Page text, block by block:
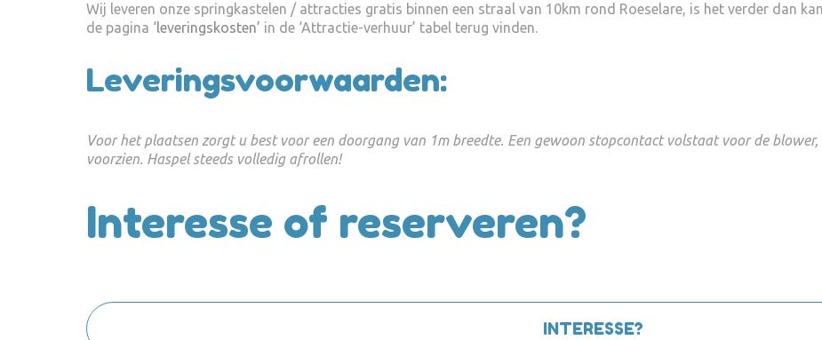
Wij leveren onze springkastelen / attracties gratis binnen een straal van 10km rond Roeselare, is het verder dan
de pagina ‘leveringskosten’ in de ‘Attractie-verhuur’ tabel terug vinden.
Leveringsvoorwaarden:
Voor het plaatsen zorgt u best voor een doorgang van 1m breedte. Een gewoon stopcontact volstaat voor de
voorzien. Haspel steeds volledig afrollen!
Interesse of reserveren?
INTERESSE?